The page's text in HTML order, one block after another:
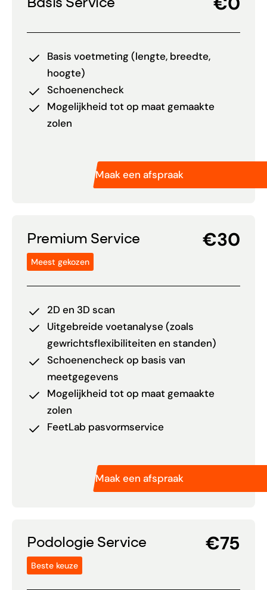
Basis voetmeting (lengte, breedte,
hoogte)
Schoenencheck
Mogelijkheid tot op maat gemaakte
zolen
Maak een afspraak
Premium Service
Meest gekozen
€30
2D en 3D scan
Uitgebreide voetanalyse (zoals
gewrichtsflexibiliteiten en standen)
Schoenencheck op basis van
meetgegevens
Mogelijkheid tot op maat gemaakte
zolen
FeetLab pasvormservice
Maak een afspraak
Podologie Service
Beste keuze
€75